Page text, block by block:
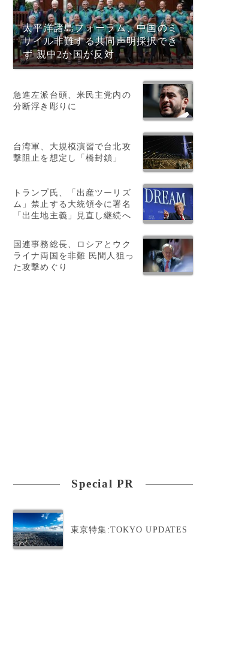
太平洋諸島フォーラム、中国のミ
サイル非難する共同声明採択でき
ず 親中2か国が反対
急進左派台頭、米民主党内の
分断浮き彫りに
台湾軍、大規模演習で台北攻
撃阻止を想定し「橋封鎖」
トランプ氏、「出産ツーリズ
ム」禁止する大統領令に署名
「出生地主義」見直し継続へ
国連事務総長、ロシアとウク
ライナ両国を非難 民間人狙っ
た攻撃めぐり
Special PR
東京特集:TOKYO UPDATES